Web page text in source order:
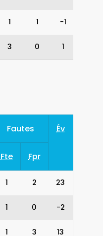
1 1 -1
3 0 1
Fautes Év
Fte Fpr
1 2 23
1 0 -2
1 3 13